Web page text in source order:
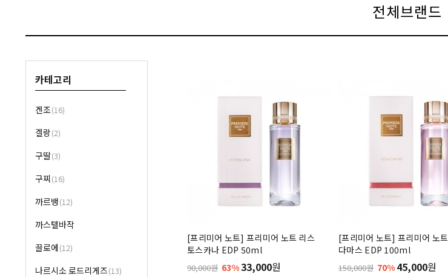
전체브랜드
카테고리
겐조(16)
겔랑(2)
구딸(3)
구찌(16)
까르뱅(12)
까스텔바작
끌로에(12)
나르시소 로드리게즈(13)
[프리미어 노트] 프리미어 노트 리스
토스카나 EDP 50ml
90,000원 63%33,000원
[프리미어 노트] 프리미어 노
다마스 EDP 100ml
150,000원 70% 45,000원